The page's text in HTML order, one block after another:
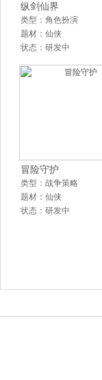
纵剑仙界
类型：角色扮演
题材：仙侠
状态：研发中
冒险守护
类型：战争策略
题材：仙侠
状态：研发中